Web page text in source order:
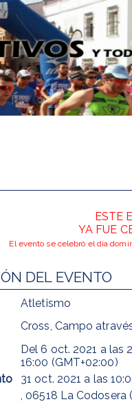
ESTE
YA FUE
El evento se celebró el día
DEL EVENTO
Atletismo
Cross, Campo
Del6 oct. 2021 a las
16:00 (GMT+02:00)
31 oct. 2021 a las
, 06518 La